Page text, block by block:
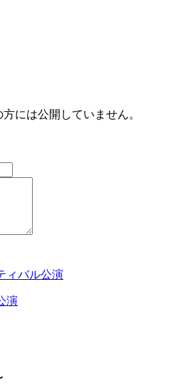
には公開していません。
ィバル公演
演